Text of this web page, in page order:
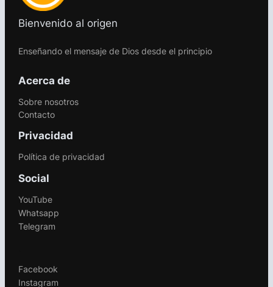
Bienvenido al origen
Enseñando el mensaje de Dios desde el principio
Acerca de
Sobre nosotros
Contacto
Privacidad
Política de privacidad
Social
YouTube
Whatsapp
Telegram
Facebook
Instagram